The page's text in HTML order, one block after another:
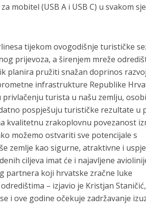
mobitel (USB A i USB C) u svakom
tijekom ovogodišnje turističke
prijevoza, a širenjem mreže
planira pružiti snažan doprinos
infrastrukture Republike
turista u našu zemlju,
pospješuju turističke rezultate u
kvalitetnu zrakoplovnu povezanost
možemo ostvariti sve potencijale s
zemlje kao sigurne, atraktivne i
ciljeva imat će i najavljene
partnera koji hrvatske zračne luke
– izjavio je Kristjan Staničić,
i ove godine očekuje zadržavanje